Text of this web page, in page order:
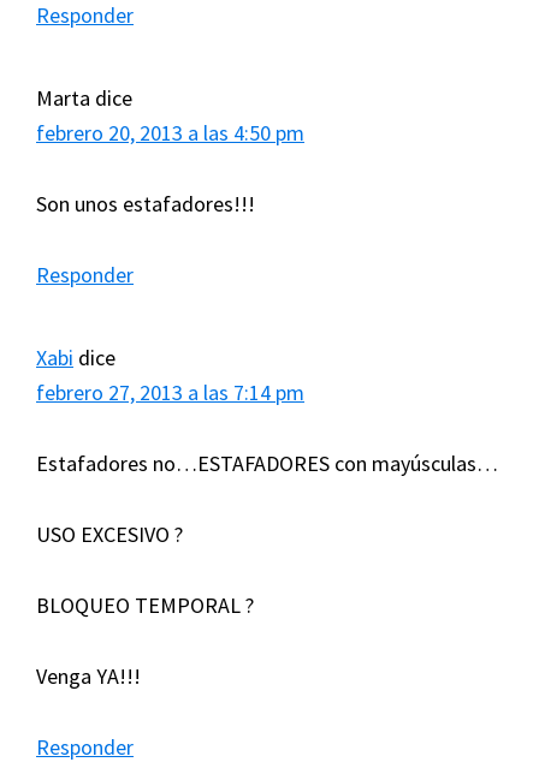
Responder
Marta dice
febrero 20, 2013 a las 4:50 pm
Son unos estafadores!!!
Responder
Xabi dice
febrero 27, 2013 a las 7:14 pm
Estafadores no…ESTAFADORES con mayúsculas…
USO EXCESIVO ?
BLOQUEO TEMPORAL ?
Venga YA!!!
Responder